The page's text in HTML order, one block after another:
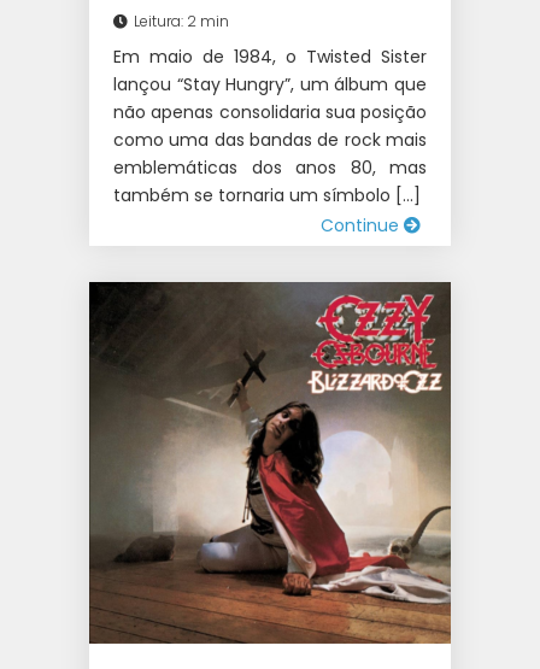
Leitura: 2 min
Em maio de 1984, o Twisted Sister
lançou “Stay Hungry”, um álbum que
não apenas consolidaria sua posição
como uma das bandas de rock mais
emblemáticas dos anos 80, mas
também se tornaria um símbolo […]
Continue